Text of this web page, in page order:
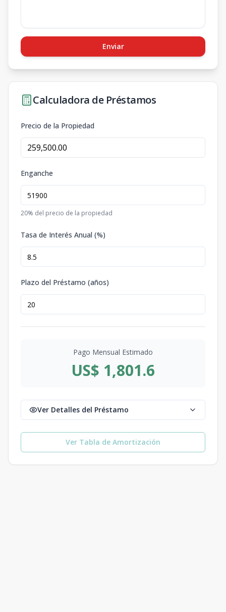
Enviar
Calculadora de Préstamos
Precio de la Propiedad
Enganche
20% del precio de la propiedad
Tasa de Interés Anual (%)
Plazo del Préstamo (años)
Pago Mensual Estimado
US$ 1,801.6
Ver Detalles del Préstamo
Ver Tabla de Amortización